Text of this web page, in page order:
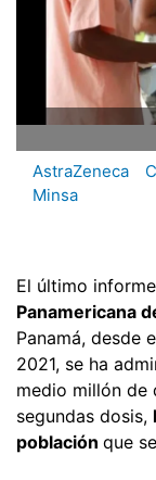
AstraZeneca
Minsa
El último
Panamericana
Panamá, desde
2021, se ha
medio millón de
segundas dosis,
población que